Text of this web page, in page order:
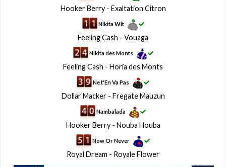
Hooker Berry- Exaltation Citron
Nikita Wit
Feeling Cash - Vouaga
Nikita des Monts
Feeling Cash - Horia des Monts
Ne t'En Va Pas
Dollar Macker- Fregate Mauzun
Nambalada
Hooker Berry- Nouba Houba
Now Or Never
Royal Dream - Royale Flower